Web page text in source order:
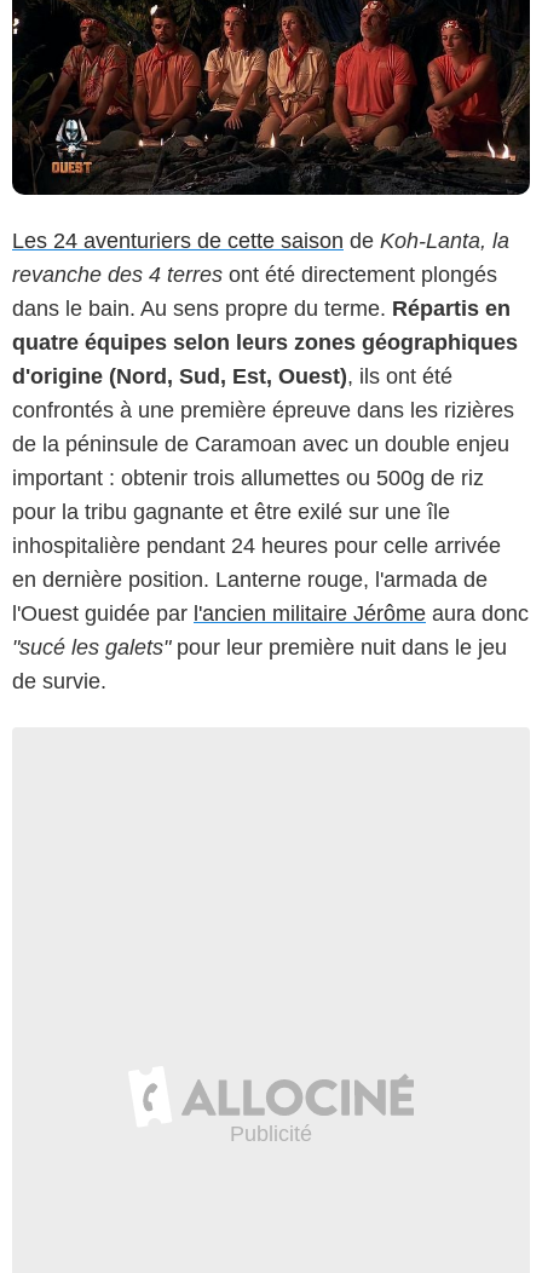
Les 24 aventuriers de cette saison de Koh-Lanta, la
revanche des 4 terres ont été directement plongés
dans le bain. Au sens propre du terme. Répartis en
quatre équipes selon leurs zones géographiques
d'origine (Nord, Sud, Est, Ouest), ils ont été
confrontés à une première épreuve dans les rizières
de la péninsule de Caramoan avec un double enjeu
important : obtenir trois allumettes ou 500g de riz
pour la tribu gagnante et être exilé sur une île
inhospitalière pendant 24 heures pour celle arrivée
en dernière position. Lanterne rouge, l'armada de
l'Ouest guidée par l'ancien militaire Jérôme aura donc
"sucé les galets"pour leur première nuit dans le jeu
de survie.